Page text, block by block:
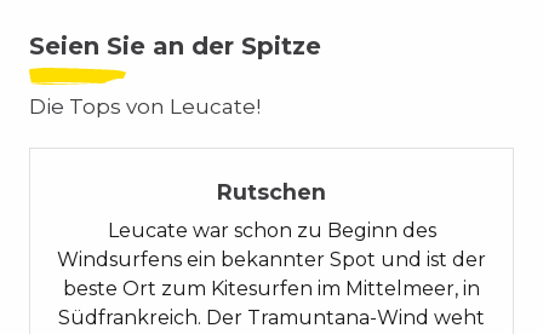
Seien Sie an der Spitze
Die Tops von Leucate!
Rutschen
Leucate war schon zu Beginn des
Windsurfens ein bekannter Spot und ist der
beste Ort zum Kitesurfen im Mittelmeer, in
Südfrankreich. Der Tramuntana-Wind weht